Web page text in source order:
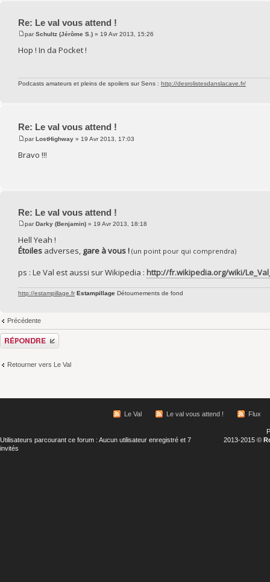
Re: Le val vous attend !
parSchultz (Jérôme S.) » 19 Avr 2013, 15:26
Hop ! In da Pocket !
Podcasts amateurs et pleins de spoilers sur Sens : http://desrolistesdanslacave.fr/
Re: Le val vous attend !
parLostHighway » 19 Avr 2013, 17:03
Bravo !!!
Re: Le val vous attend !
parDarky (Benjamin) » 19 Avr 2013, 18:18
Hell Yeah !
Étoiles adverses, gare à vous ! (un point pour qui comprendra)
ps : Le Val est aussi sur Wikipedia : http://fr.wikipedia.org/wiki/
http://estampillage.fr Estampillage Détournements de fond
Précédente
Répondre
Retourner vers Le Val
Le Val Le val vous attend ! Flux
Utilisateurs parcourant ce forum : Aucun utilisateur enregistré et 7
invités
2013-2015 ©